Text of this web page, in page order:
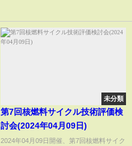
未分類
第7回核燃料サイクル技術評価検
討会(2024年04月09日)
2024年04月09日開催、第7回核燃料サイク